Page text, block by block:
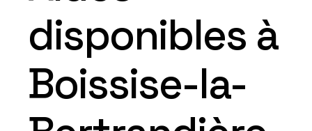
disponibles à
Boissise-la-